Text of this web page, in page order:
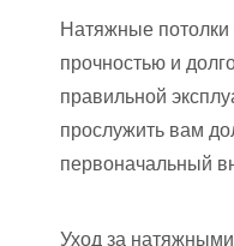
Натяжные
прочностью и
правильной
прослужить вам
первоначальный
Уход за